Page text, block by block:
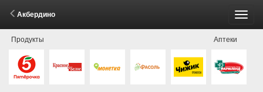
Акбердино
Продукты Аптеки